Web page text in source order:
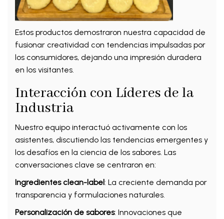
Estos productos demostraron nuestra capacidad de
fusionar creatividad con tendencias impulsadas por
los consumidores, dejando una impresión duradera
en los visitantes.
Interacción con Líderes de la
Industria
Nuestro equipo interactuó activamente con los
asistentes, discutiendo las tendencias emergentes y
los desafíos en la ciencia de los sabores. Las
conversaciones clave se centraron en:
Ingredientes clean-label: La creciente demanda por
transparencia y formulaciones naturales.
Personalización de sabores: Innovaciones que